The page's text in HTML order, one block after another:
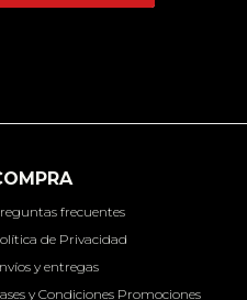
frecuentes
de Privacidad
y entregas
y Condiciones Promociones